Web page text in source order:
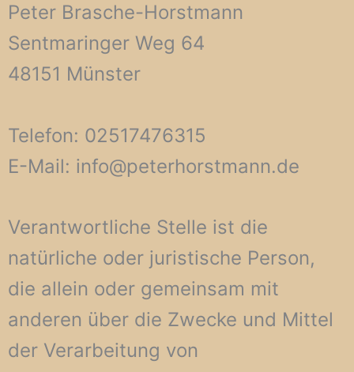
Peter Brasche-Horstmann
Sentmaringer Weg 64
48151 Münster
Telefon: 02517476315
E-Mail: info@peterhorstmann.de
Verantwortliche Stelle ist die
natürliche oder juristische Person,
die allein oder gemeinsam mit
anderen über die Zwecke und Mittel
der Verarbeitung von